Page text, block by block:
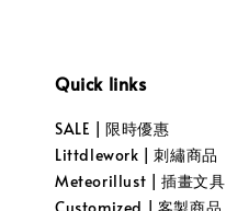
Quick links
SALE | 限時優惠
Littdlework | 刺繡商品
Meteorillust | 插畫文具